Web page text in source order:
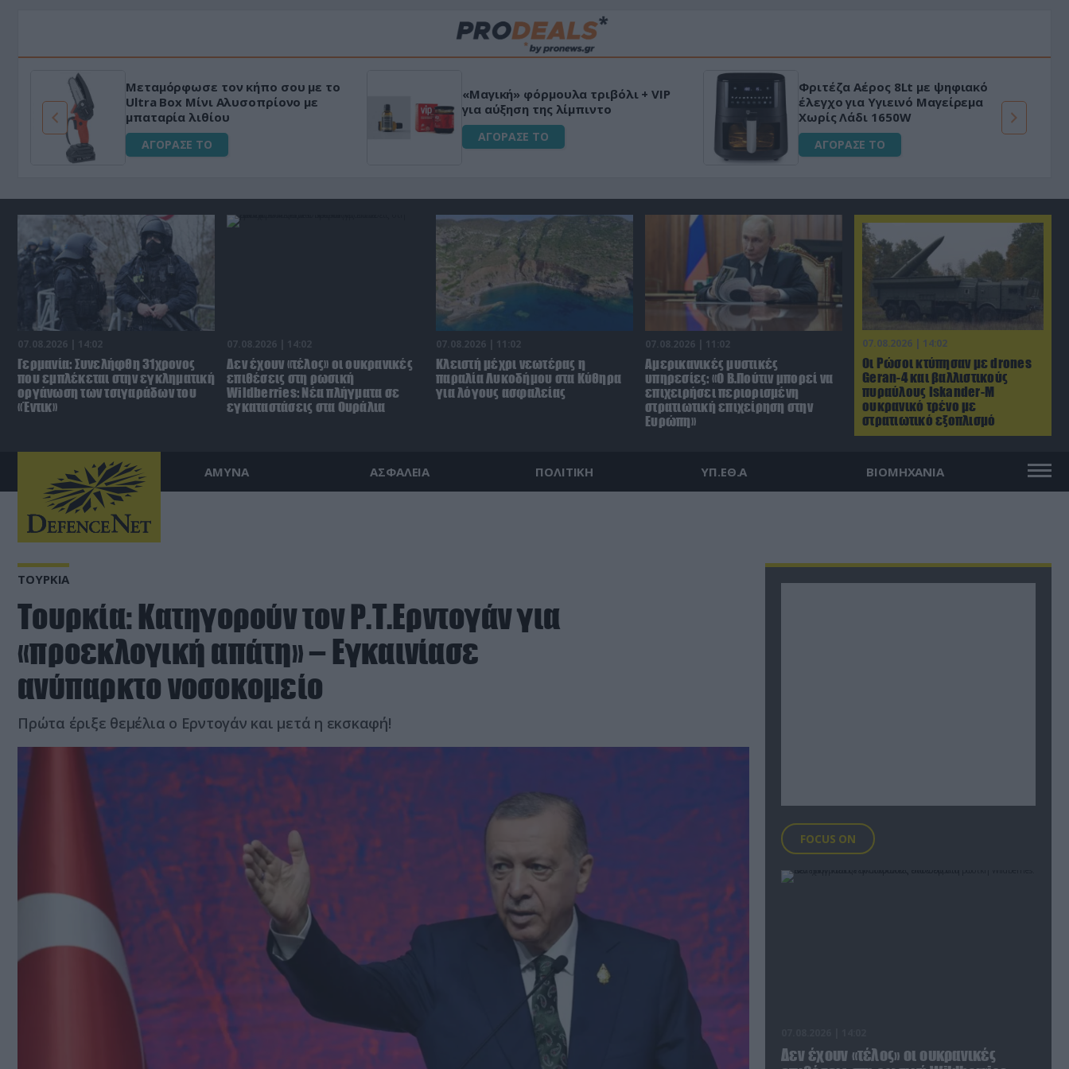
HAPI END: 100% φυτικό διεγερτικό
για άνδρες!
ΑΓΟΡΑΣΕ ΤΟ
Μεταμόρφωσε τον κήπο σου με το
Ultra Box Μίνι Αλυσοπρίονο με
μπαταρία λιθίου
ΑΓΟΡΑΣΕ ΤΟ
«Μαγική» φόρμουλα τριβόλι + VIP
για αύξηση της λίμπιντο
ΑΓΟΡΑΣΕ ΤΟ
07.08.2026 | 14:02
Οι Ρώσοι κτύπησαν με drones
Geran-4 και βαλλιστικούς
πυραύλους Iskander-M
ουκρανικό τρένο με
στρατιωτικό εξοπλισμό
07.08.2026 | 14:02
Γερμανία: Συνελήφθη 31χρονος
που εμπλέκεται στην εγκληματική
οργάνωση των τσιγαράδων του
«Έντικ»
07.08.2026 | 14:02
Δεν έχουν «τέλος» οι ουκρανικές
επιθέσεις στη ρωσική
Wildberries: Νέα πλήγματα σε
εγκαταστάσεις στα Ουράλια
07.08.2026 | 11:02
Κλειστή μέχρι νεωτέρας η
παραλία Λυκοδήμου στα Κύθηρα
για λόγους ασφαλείας
07.08.2026 | 11:02
Αμερικανικές μυστικές
υπηρεσίες: «Ο Β.Πούτιν μπορεί να
επιχειρήσει περιορισμένη
στρατιωτική επιχείρηση στην
Ευρώπη»
ΑΜΥΝΑ ΑΣΦΑΛΕΙΑ ΠΟΛΙΤΙΚΗ ΥΠ.ΕΘ.Α ΒΙΟΜΗΧΑΝΙΑ
ΤΟΥΡΚΙΑ
Τουρκία: Κατηγορούν τον Ρ.Τ.Ερντογάν για
«προεκλογική απάτη» – Εγκαινίασε
ανύπαρκτο νοσοκομείο
Πρώτα έριξε θεμέλια ο Ερντογάν και μετά η εκσκαφή!
FOCUS ON
Δεν έχουν «τέλος» οι ουκρανικές